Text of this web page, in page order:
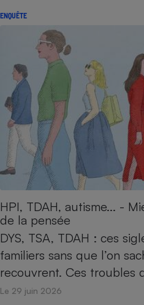
ENQUÊTE
HPI, TDAH, autisme... -
de la pensée
DYS, TSA, TDAH : ces
familiers sans que l’on
recouvrent. Ces troubles
Le 29 juin 2026